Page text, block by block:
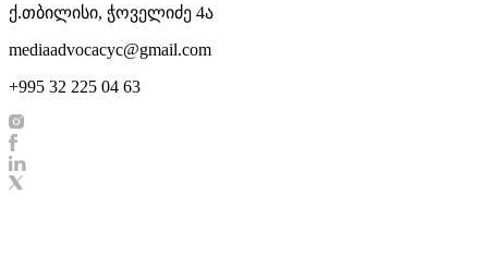
ქ.თბილისი, ჭოველიძე 4ა
mediaadvocacyc@gmail.com
+995 32 225 04 63